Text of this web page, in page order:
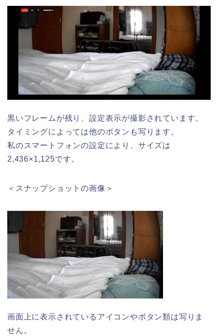
黒いフレームが残り、設定表示が撮影されています。
タイミングによっては他のボタンも写ります。
私のスマートフォンの設定により、サイズは
2,436×1,125です。
＜スナップショットの画像＞
画面上に表示されているアイコンやボタン類は写りま
せん。